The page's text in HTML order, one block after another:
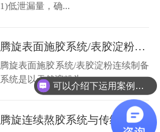
1)低泄漏量，确...
腾旋表面施胶系统/表胶淀粉连续制备系统工艺描述
腾旋表面施胶系统/表胶淀粉连续制备
系统是以天然淀粉为...
腾旋连续熬胶系统与传统间歇蒸煮系统比较
可以介绍下运用案例么？